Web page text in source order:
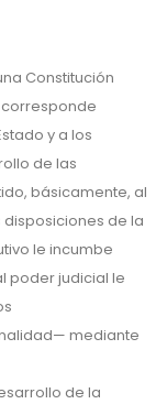
Constitución
y a los
de las
básicamente, al
de la
le incumbe
poder judicial le
mediante
de la